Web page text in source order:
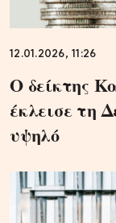
12.01.2026, 11:26
Ο δείκτης
έκλεισε τη
υψηλό